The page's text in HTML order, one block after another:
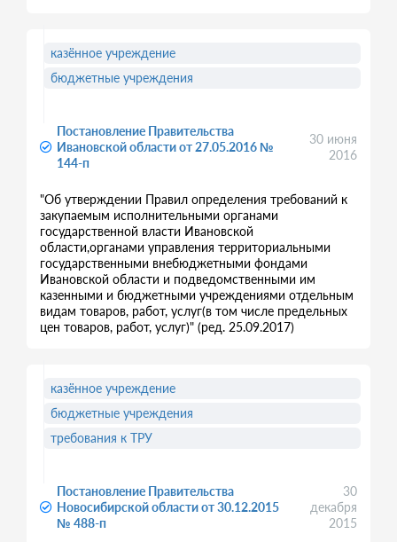
Постановление Правительства
Ивановской области от 27.05.2016 №
144-п
30 июня
2016
"Об утверждении Правил определения требований к
закупаемым исполнительными органами
государственной власти Ивановской
области,органами управления территориальными
государственными внебюджетными фондами
Ивановской области и подведомственными им
казенными и бюджетными учреждениями отдельным
видам товаров, работ, услуг(в том числе предельных
цен товаров, работ, услуг)" (ред. 25.09.2017)
казённое учреждение
бюджетные учреждения
Постановление Правительства
Новосибирской области от 30.12.2015
№ 488-п
30
декабря
2015
казённое учреждение
бюджетные учреждения
требования к ТРУ